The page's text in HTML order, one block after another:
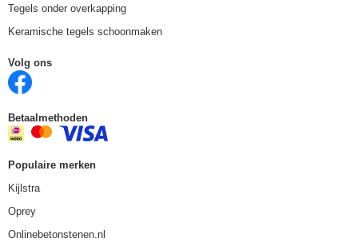
Tegels onder overkapping
Keramische tegels schoonmaken
Volg ons
Betaalmethoden
Populaire merken
Kijlstra
Oprey
Onlinebetonstenen.nl